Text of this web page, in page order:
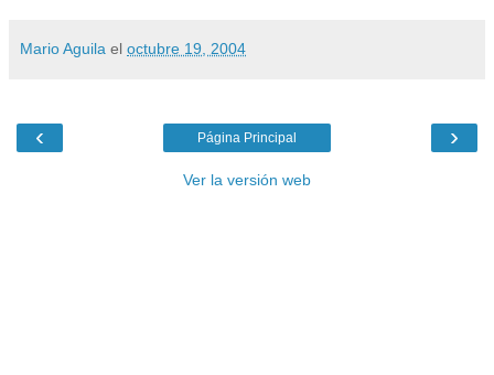
Mario Aguila el octubre 19, 2004
‹ ›
Página Principal
Ver la versión web